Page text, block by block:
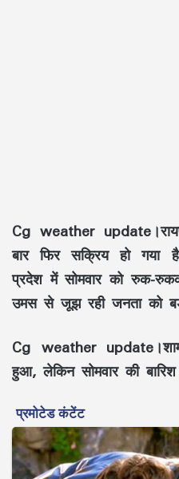
Cg weather
बार फिर सक्रिय हो गया
प्रदेश में सोमवार को रुक-
उमस से जूझ रही जनता को
Cg weather
हुआ, लेकिन सोमवार की